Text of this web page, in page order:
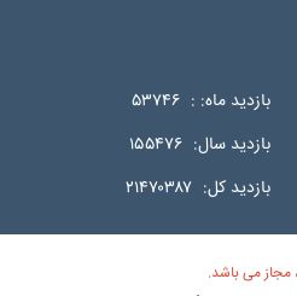
بازدید ماه: : ۵۳۷۴۶
بازدید سال: ۱۵۵۴۷۶
بازدید کل: ۲۱۴۷۰۳۸۷
مجاز می باشد.